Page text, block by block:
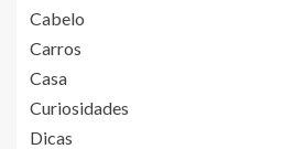
Cabelo
Carros
Casa
Curiosidades
Dicas